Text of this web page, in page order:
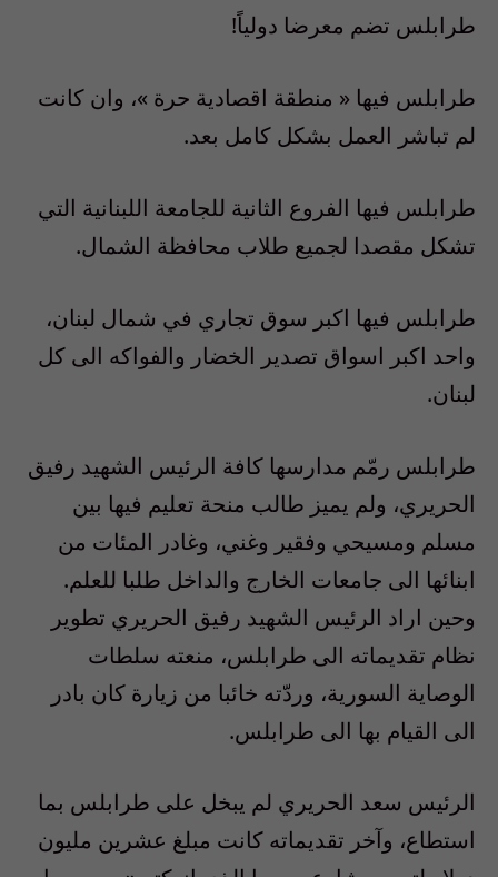
طرابلس تضم معرضا دولياً!
طرابلس فيها « منطقة اقصادية حرة »، وان كانت
لم تباشر العمل بشكل كامل بعد.
طرابلس فيها الفروع الثانية للجامعة اللبنانية التي
تشكل مقصدا لجميع طلاب محافظة الشمال.
طرابلس فيها اكبر سوق تجاري في شمال لبنان،
واحد اكبر اسواق تصدير الخضار والفواكه الى كل
لبنان.
طرابلس رمّم مدارسها كافة الرئيس الشهيد رفيق
الحريري، ولم يميز طالب منحة تعليم فيها بين
مسلم ومسيحي وفقير وغني، وغادر المئات من
ابنائها الى جامعات الخارج والداخل طلبا للعلم.
وحين اراد الرئيس الشهيد رفيق الحريري تطوير
نظام تقديماته الى طرابلس، منعته سلطات
الوصاية السورية، وردّته خائبا من زيارة كان بادر
الى القيام بها الى طرابلس.
الرئيس سعد الحريري لم يبخل على طرابلس بما
استطاع، وآخر تقديماته كانت مبلغ عشرين مليون